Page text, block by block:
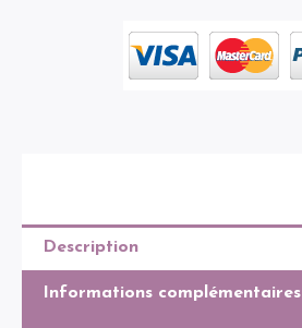
Description
Informations complémentaires